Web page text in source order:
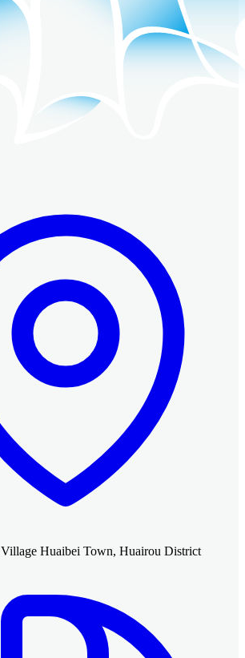
Huaibei Town, Huairou District